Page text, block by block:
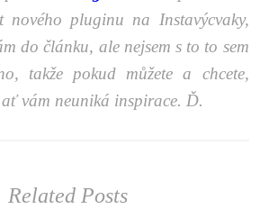
nového pluginu na Instavýcvaky,
do článku, ale nejsem s to to sem
takže pokud můžete a chcete,
vám neuniká inspirace. Ď.
Related Posts